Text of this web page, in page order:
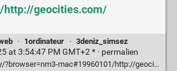
http://geocities.com/
· 1ordinateur · 3deniz_simsez
at 3:54:47 PM GMT+2 * · permalien
mac#19960101/http://geocities.com/